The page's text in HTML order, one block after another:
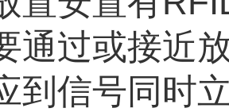
通过或接近
到信号同时